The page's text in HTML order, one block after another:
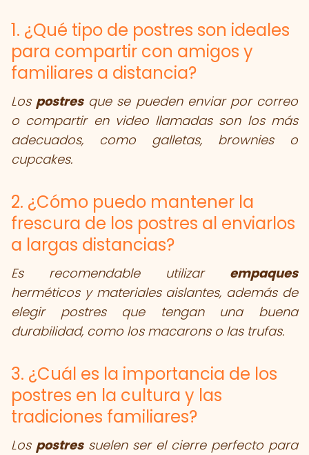
1. ¿Qué tipo de postres son ideales
para compartir con amigos y
familiares a distancia?
Los postresque se pueden enviar por correo
o compartir en video llamadas son los más
adecuados, como galletas, brownies o
cupcakes.
2. ¿Cómo puedo mantener la
frescura de los postres al enviarlos
a largas distancias?
Es recomendable utilizar empaques
herméticos y materiales aislantes, además de
elegir postres que tengan una buena
durabilidad, como los macarons o las trufas.
3. ¿Cuál es la importancia de los
postres en la cultura y las
tradiciones familiares?
Los postressuelen ser el cierre perfecto para